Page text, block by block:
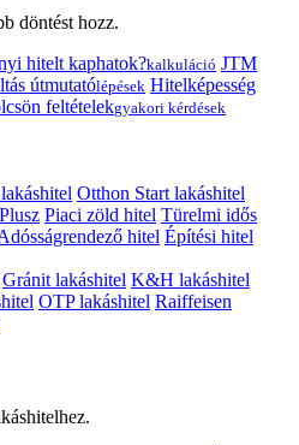
döntést hozz.
hitelt kaphatok?kalkuláció JTM
útmutatólépések Hitelképesség
feltételekgyakori kérdések
Otthon Start lakáshitel
Piaci zöld hitel Türelmi idős
hitel Építési hitel
Gránit lakáshitel K&H lakáshitel
OTP lakáshitel Raiffeisen